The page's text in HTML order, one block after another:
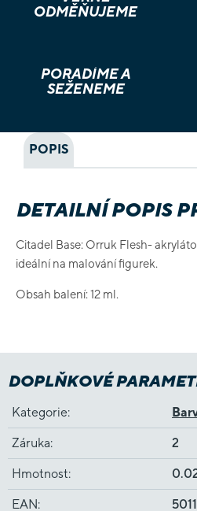
ODMĚŇUJEME
PORADÍME A
SEŽENEME
POPIS
DETAILNÍ POPIS
Citadel Base: Orruk Flesh-
ideální na malování figurek.
Obsah balení: 12 ml.
DOPLŇKOVÉ
Kategorie:
Záruka: 2
Hmotnost:
EAN: